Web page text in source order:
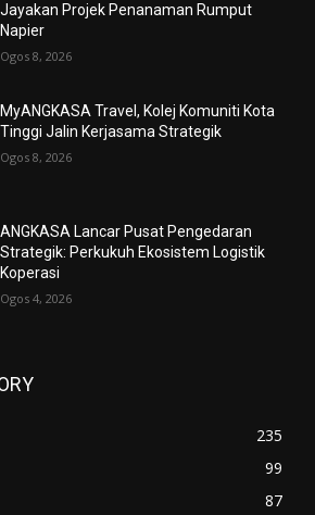
Jayakan Projek Penanaman Rumput
Napier
Ogos 8, 2026
MyANGKASA Travel, Kolej Komuniti Kota
Tinggi Jalin Kerjasama Strategik
Ogos 8, 2026
ANGKASA Lancar Pusat Pengedaran
Strategik: Perkukuh Ekosistem Logistik
Koperasi
Ogos 4, 2026
235
99
87